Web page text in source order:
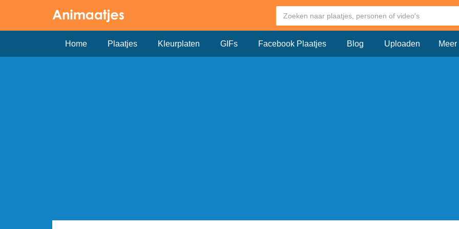
Home Plaatjes Kleurplaten GIFs Facebook Plaatjes Blog Uploaden Meer